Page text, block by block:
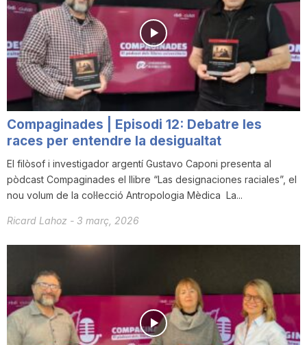
Compaginades | Episodi 12: Debatre les
races per entendre la desigualtat
El filòsof i investigador argentí Gustavo Caponi presenta al
pòdcast Compaginades el llibre “Las designaciones raciales”, el
nou volum de la col·lecció Antropologia Mèdica La...
Ricard Lahoz - 3 març, 2026